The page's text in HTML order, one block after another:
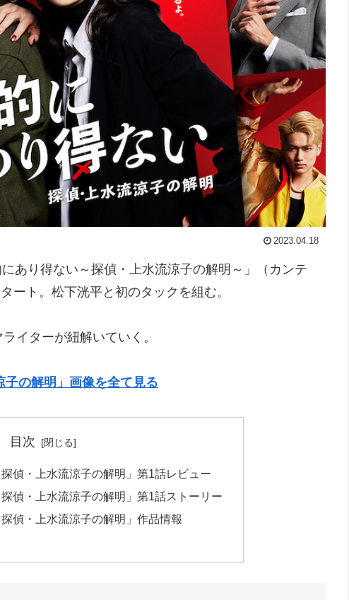
2023.04.18
あり得ない～探偵・上水流涼子の解明～」（カンテ
ート。松下洸平と初のタックを組む。
イターが紐解いていく。
の解明」画像を全て見る
目次
探偵・上水流涼子の解明」第1話レビュー
探偵・上水流涼子の解明」第1話ストーリー
偵・上水流涼子の解明」作品情報